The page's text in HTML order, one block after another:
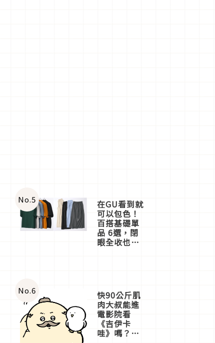
No.5 在GU看到就
可以包色！
百搭基礎單
品 6選，閉
眼全收也不
No.6 快90公斤肌
肉大叔能進
電影院看
《吉伊卡
哇》嗎？日